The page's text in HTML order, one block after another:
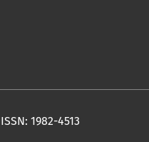
ISSN: 1982-4513